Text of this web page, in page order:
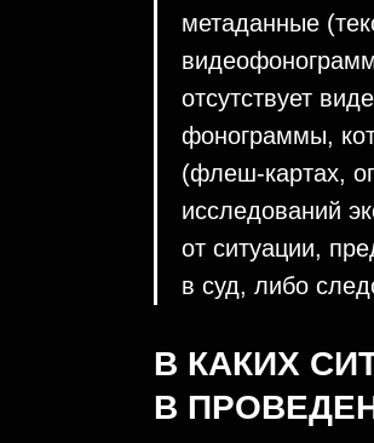
метаданные
отсутствует
фонограммы,
(флеш-картах,
исследований
от ситуации,
в суд, либо
В КАКИХ
В